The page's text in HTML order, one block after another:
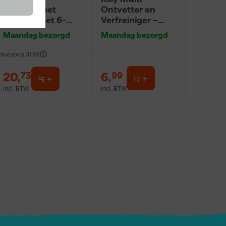
Muurverfset
MICMEX set 6-
delig
Maandag bezorgd
31,89
20,73
incl. BTW
Ontvetter en
Verfreiniger –
0,5L
Maandag bezorgd
6,99
incl. BTW